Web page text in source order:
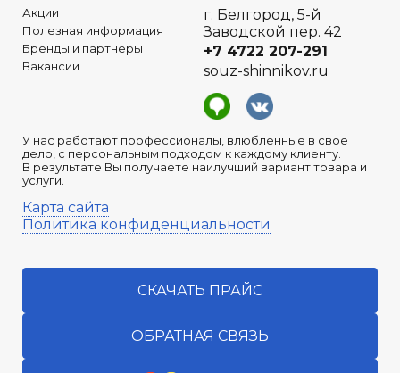
Акции
Полезная информация
Бренды и партнеры
Вакансии
У нас работают профессионалы, влюбленные в свое
дело, с персональным подходом к каждому клиенту.
В результате Вы получаете наилучший вариант товара и
услуги.
Карта сайта
Политика конфиденциальности
г. Белгород, 5-й
Заводской пер. 42
+7 4722 207-291
souz-shinnikov.ru
СКАЧАТЬ ПРАЙС
ОБРАТНАЯ СВЯЗЬ